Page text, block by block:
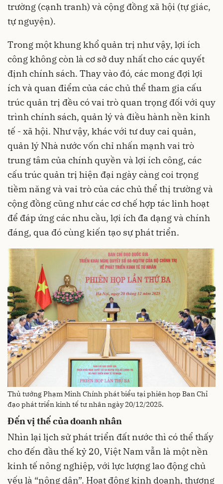
trường (cạnh tranh) và cộng đồng xã hội (tự giác,
tự nguyện).
Trong một khung khổ quản trị như vậy, lợi ích
công không còn là cơ sở duy nhất cho các quyết
định chính sách. Thay vào đó, các mong đợi lợi
ích và quan điểm của các chủ thể tham gia cấu
trúc quản trị đều có vai trò quan trọng đối với quy
trình chính sách, quản lý và điều hành nền kinh
tế - xã hội. Như vậy, khác với tư duy cai quản,
quản lý Nhà nước vốn chỉ nhấn mạnh vai trò
trung tâm của chính quyền và lợi ích công, các
cấu trúc quản trị hiện đại ngày càng coi trọng
tiềm năng và vai trò của các chủ thể thị trường và
cộng đồng cũng như các cơ chế hợp tác linh hoạt
để đáp ứng các nhu cầu, lợi ích đa dạng và chính
đáng, qua đó cùng kiến tạo sự phát triển.
Thủ tướng Phạm Minh Chính phát biểu tại phiên họp Ban Chỉ
đạo phát triển kinh tế tư nhân ngày 20/12/2025.
Đến vị thế của doanh nhân
Nhìn lại lịch sử phát triển đất nước thì có thể thấy
cho đến đầu thế kỷ 20, Việt Nam vẫn là một nền
kinh tế nông nghiệp, với lực lượng lao động chủ
yếu là “nông dân”. Hoạt động kinh doanh, thương